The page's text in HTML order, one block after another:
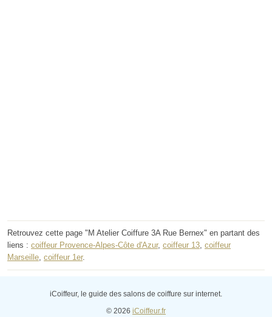
Retrouvez cette page "M Atelier Coiffure 3A Rue Bernex" en partant des
liens : coiffeur Provence-Alpes-Côte d'Azur, coiffeur 13, coiffeur
Marseille, coiffeur 1er.
iCoiffeur, le guide des salons de coiffure sur internet.
© 2026 iCoiffeur.fr